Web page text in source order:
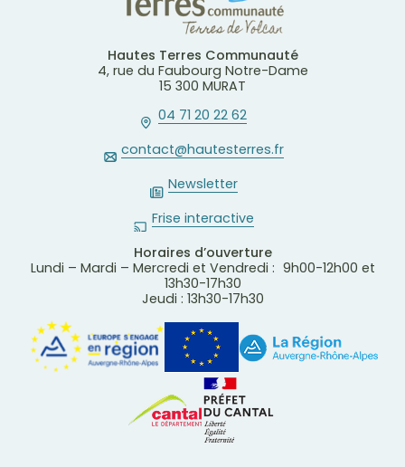
Hautes Terres Communauté
4, rue du Faubourg Notre-Dame
15 300 MURAT
04 71 20 22 62
contact@hautesterres.fr
Newsletter
Frise interactive
Horaires d’ouverture
Lundi – Mardi – Mercredi et Vendredi : 9h00-12h00 et
13h30-17h30
Jeudi : 13h30-17h30